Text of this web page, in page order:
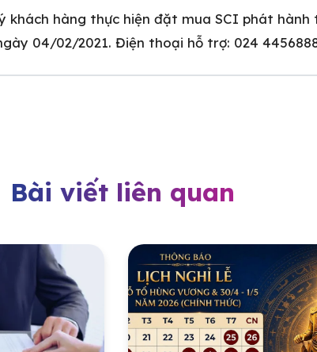
khách hàng thực hiện đặt mua SCI phát
04/02/2021. Điện thoại hỗ trợ: 024
Bài viết liên quan